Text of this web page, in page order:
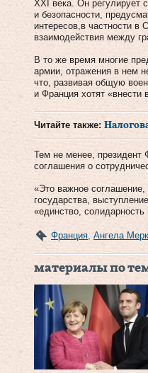
XXI века. Он регулирует
и безопасности,
интересов,в частности в
взаимодействия между
В то же время многие
армии, отражения в нем
что, развивая общую
и Франция хотят «внести
Читайте также:
Тем не менее, президент
соглашения о
«Это важное соглашение,
государства,
«единство,
Франция Ангела
материалы по